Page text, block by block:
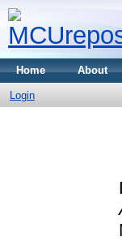
Home About
Login